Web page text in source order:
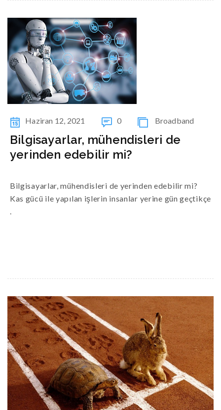
Haziran 12, 2021 0 Broadband
Bilgisayarlar, mühendisleri de
yerinden edebilir mi?
Bilgisayarlar, mühendisleri de yerinden edebilir mi?
Kas gücü ile yapılan işlerin insanlar yerine gün geçtikçe
.